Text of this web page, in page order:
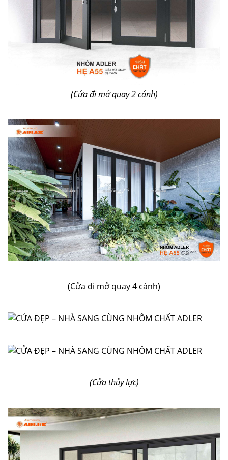
(Cửa đi mở quay 2 cánh)
(Cửa đi mở quay 4 cánh)
(Cửa thủy lực)